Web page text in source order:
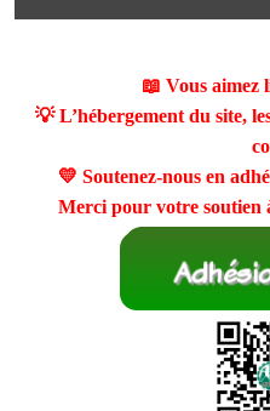
📖 Vous aimez
💡 L’hébergement du site,
💛 Soutenez-nous en
Merci pour votre soutien